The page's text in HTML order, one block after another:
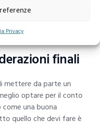
Privacy
una tassazione
finali
mettere da parte un
optare per il conto
una buona
quello che devi fare è